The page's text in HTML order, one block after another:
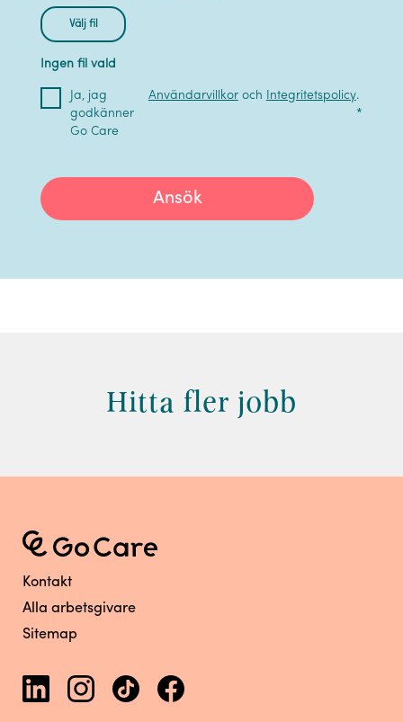
Välj fil
Ingen fil vald
Ja, jag
godkänner
Go Care
Användarvillkor och Integritetspolicy.
*
Hitta fler jobb
Kontakt
Alla arbetsgivare
Sitemap